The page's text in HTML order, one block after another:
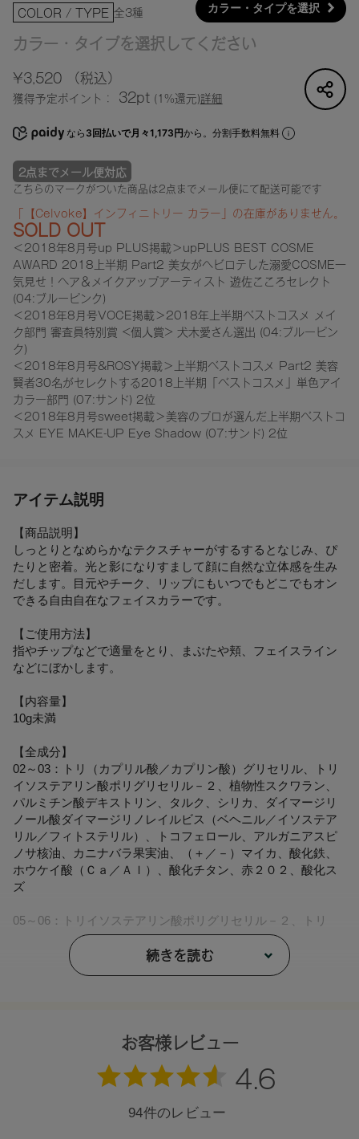
COLOR / TYPE 全3種 カラー・タイプを選択
カラー・タイプを選択してください
¥3,520（税込）
獲得予定ポイント： 32pt (1%還元)詳細
なら 3回払いで月々1,173円から。分割手数料無料
2点までメール便対応
こちらのマークがついた商品は2点までメール便にて配送可能です
「【Celvoke】インフィニトリー カラー」の在庫がありません。
SOLD OUT
＜2018年8月号up PLUS掲載＞upPLUS BEST COSME
AWARD 2018上半期 Part2 美女がヘビロテした溺愛COSME一
気見せ！ヘア＆メイクアップアーティスト 遊佐こころセレクト
(04:ブルーピンク)
＜2018年8月号VOCE掲載＞2018年上半期ベストコスメ メイ
ク部門 審査員特別賞 <個人賞> 犬木愛さん選出 (04:ブルーピン
ク)
＜2018年8月号&ROSY掲載＞上半期ベストコスメ Part2 美容
賢者30名がセレクトする2018上半期「ベストコスメ」単色アイ
カラー部門 (07:サンド) 2位
＜2018年8月号sweet掲載＞美容のプロが選んだ上半期ベストコ
スメ EYE MAKE-UP Eye Shadow (07:サンド) 2位
アイテム説明
【商品説明】
しっとりとなめらかなテクスチャーがするするとなじみ、ぴ
たりと密着。光と影になりすまして顔に自然な立体感を生み
だします。目元やチーク、リップにもいつでもどこでもオン
できる自由自在なフェイスカラーです。
【ご使用方法】
指やチップなどで適量をとり、まぶたや頬、フェイスライン
などにぼかします。
【内容量】
10g未満
【全成分】
02～03：トリ（カプリル酸／カプリン酸）グリセリル、トリ
イソステアリン酸ポリグリセリル－２、植物性スクワラン、
パルミチン酸デキストリン、タルク、シリカ、ダイマージリ
ノール酸ダイマージリノレイルビス（ベヘニル／イソステア
リル／フィトステリル）、トコフェロール、アルガニアスピ
ノサ核油、カニナバラ果実油、（＋／－）マイカ、酸化鉄、
ホウケイ酸（Ｃａ／Ａｌ）、酸化チタン、赤２０２、酸化ス
ズ
05～06：トリイソステアリン酸ポリグリセリル－２、トリ
（カプリル酸／カプリン酸）グリセリル、植物性スクワラ
ン、パルミチン酸デキストリン、ダイマージリノール酸ダイ
マージリノレイルビス（ベヘニル／イソステアリル／フィト
10：トリ（カプリル酸／カプリン酸）グリセリル、トリイソ
ステアリン酸ポリグリセリル－２、タルク、植物性スクワラ
ン、パルミチン酸デキストリン、シリカ、ダイマージリノー
ル酸ダイマージリノレイルビス（ベヘニル／イソステアリル
続きを読む
お客様レビュー